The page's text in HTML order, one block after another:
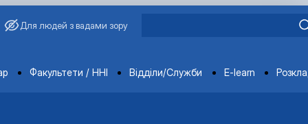
Для людей з вадами зору
Факультети / ННІ Відділи/Служби E-learn